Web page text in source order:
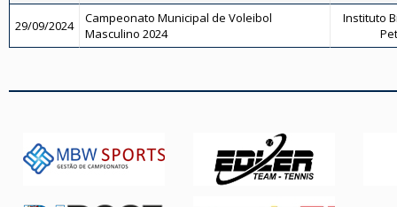
29/09/2024
Campeonato Municipal de Voleibol
Masculino 2024
Instituto